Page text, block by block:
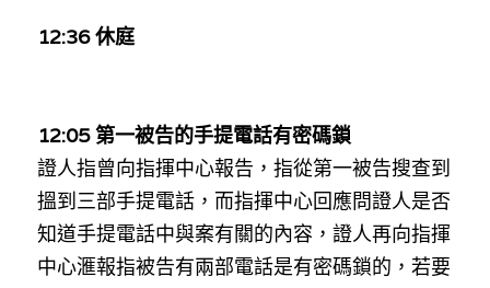
12:36 休庭
12:05 第一被告的手提電話有密碼鎖
證人指曾向指揮中心報告，指從第一被告搜查到
搵到三部手提電話，而指揮中心回應問證人是否
知道手提電話中與案有關的內容，證人再向指揮
中心滙報指被告有兩部電話是有密碼鎖的，若要